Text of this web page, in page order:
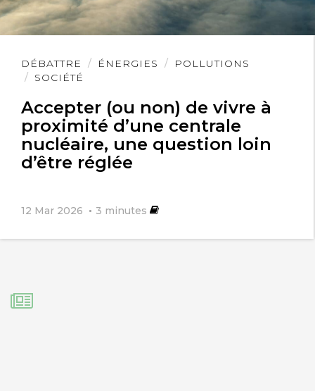
DÉBATTRE ÉNERGIES
POLLUTIONS
SOCIÉTÉ
Accepter (ou non) de vivre à
proximité d’une centrale
nucléaire, une question loin
d’être réglée
12 Mar 2026 3 minutes
Lire
l'article